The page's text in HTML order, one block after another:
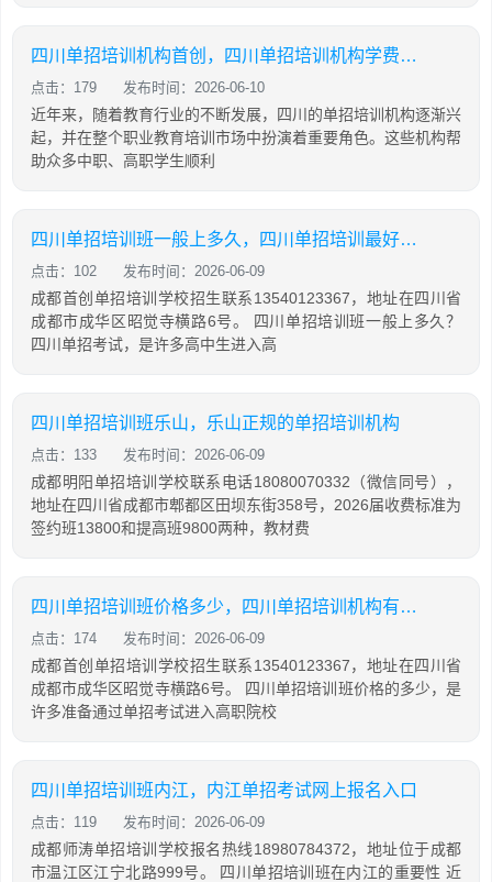
四川单招培训机构首创，四川单招培训机构学费大概是多少
点击：179 发布时间：2026-06-10
近年来，随着教育行业的不断发展，四川的单招培训机构逐渐兴
起，并在整个职业教育培训市场中扮演着重要角色。这些机构帮
助众多中职、高职学生顺利
四川单招培训班一般上多久，四川单招培训最好的学校
点击：102 发布时间：2026-06-09
成都首创单招培训学校招生联系13540123367，地址在四川省
成都市成华区昭觉寺横路6号。 四川单招培训班一般上多久？
四川单招考试，是许多高中生进入高
四川单招培训班乐山，乐山正规的单招培训机构
点击：133 发布时间：2026-06-09
成都明阳单招培训学校联系电话18080070332（微信同号），
地址在四川省成都市郫都区田坝东街358号，2026届收费标准为
签约班13800和提高班9800两种，教材费
四川单招培训班价格多少，四川单招培训机构有哪些
点击：174 发布时间：2026-06-09
成都首创单招培训学校招生联系13540123367，地址在四川省
成都市成华区昭觉寺横路6号。 四川单招培训班价格的多少，是
许多准备通过单招考试进入高职院校
四川单招培训班内江，内江单招考试网上报名入口
点击：119 发布时间：2026-06-09
成都师涛单招培训学校报名热线18980784372，地址位于成都
市温江区江宁北路999号。 四川单招培训班在内江的重要性 近